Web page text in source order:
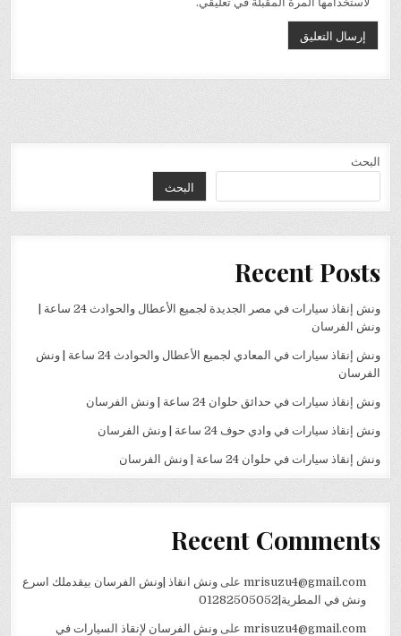
البحث
البحث
Recent Posts
ونش إنقاذ سيارات في مصر الجديدة لجميع الأعطال والحوادث 24 ساعة |
ونش الفرسان
ونش إنقاذ سيارات في المعادي لجميع الأعطال والحوادث 24 ساعة | ونش
الفرسان
ونش إنقاذ سيارات في حدائق حلوان 24 ساعة | ونش الفرسان
ونش إنقاذ سيارات في وادي حوف 24 ساعة | ونش الفرسان
ونش إنقاذ سيارات في حلوان 24 ساعة | ونش الفرسان
Recent Comments
mrisuzu4@gmail.comعلى ونش انقاذ |ونش الفرسان بيقدملك اسرع
ونش في المطرية|01282505052
mrisuzu4@gmail.comعلى ونش الفرسان لإنقاذ السيارات في